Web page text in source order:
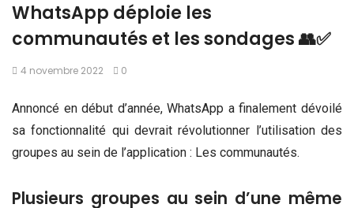
WhatsApp déploie les
communautés et les sondages 👥✅
4 novembre 2022 0
Annoncé en début d’année, WhatsApp a finalement dévoilé
sa fonctionnalité qui devrait révolutionner l’utilisation des
groupes au sein de l’application : Les communautés.
Plusieurs groupes au sein d’une même